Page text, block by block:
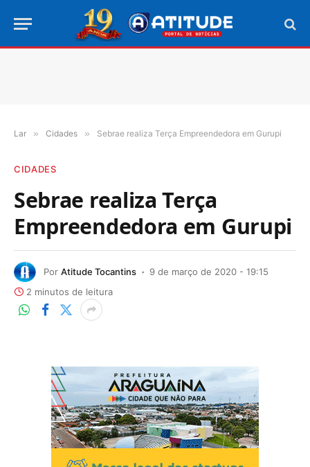
Lar » Cidades » Sebrae realiza Terça Empreendedora em Gurupi
CIDADES
Sebrae realiza Terça
Empreendedora em Gurupi
Por Atitude Tocantins
9 de março de 2020 - 19:15
2 minutos de leitura